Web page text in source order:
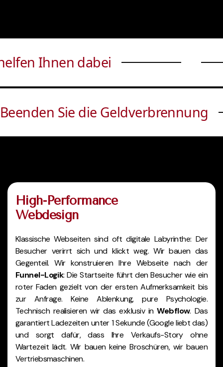
Ihnen dabei
Beenden Sie die Geldverbrennung
High-Performance
Webdesign
Klassische Webseiten sind oft digitale Labyrinthe: Der
Besucher verirrt sich und klickt weg. Wir bauen das
Gegenteil. Wir konstruieren Ihre Webseite nach der
Funnel-Logik: Die Startseite führt den Besucher wie ein
roter Faden gezielt von der ersten Aufmerksamkeit bis
zur Anfrage. Keine Ablenkung, pure Psychologie.
Technisch realisieren wir das exklusiv inWebflow. Das
garantiert Ladezeiten unter 1 Sekunde (Google liebt das)
und sorgt dafür, dass Ihre Verkaufs-Story ohne
Wartezeit lädt. Wir bauen keine Broschüren, wir bauen
Vertriebsmaschinen.